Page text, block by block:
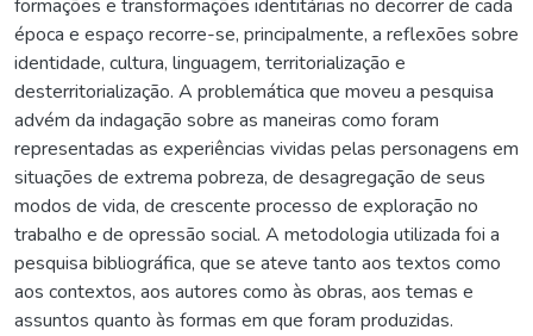
formações e transformações identitárias no decorrer de cada
época e espaço recorre-se, principalmente, a reflexões sobre
identidade, cultura, linguagem, territorialização e
desterritorialização. A problemática que moveu a pesquisa
advém da indagação sobre as maneiras como foram
representadas as experiências vividas pelas personagens em
situações de extrema pobreza, de desagregação de seus
modos de vida, de crescente processo de exploração no
trabalho e de opressão social. A metodologia utilizada foi a
pesquisa bibliográfica, que se ateve tanto aos textos como
aos contextos, aos autores como às obras, aos temas e
assuntos quanto às formas em que foram produzidas.